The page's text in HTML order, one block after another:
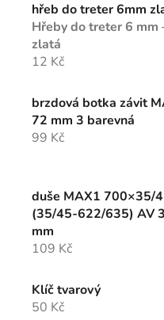
hřeb do treter 6mm
Hřeby do treter 6 mm
zlatá
12 Kč
brzdová botka závit
72 mm 3 barevná
99 Kč
duše MAX1 700×35/
(35/45-622/635) AV
mm
109 Kč
Klíč tvarový
50 Kč